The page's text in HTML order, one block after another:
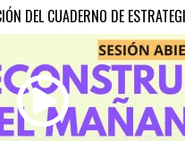
DEL CUADERNO DE